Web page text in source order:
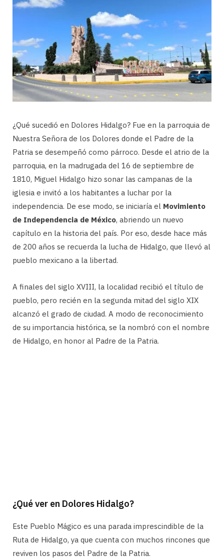
¿Qué sucedió en Dolores Hidalgo? Fue en la parroquia de
Nuestra Señora de los Dolores donde el Padre de la
Patria se desempeñó como párroco. Desde el atrio de la
parroquia, en la madrugada del 16 de septiembre de
1810, Miguel Hidalgo hizo sonar las campanas de la
iglesia e invitó a los habitantes a luchar por la
independencia. De ese modo, se iniciaría el Movimiento
de Independencia de México, abriendo un nuevo
capítulo en la historia del país. Por eso, desde hace más
de 200 años se recuerda la lucha de Hidalgo, que llevó al
pueblo mexicano a la libertad.
A finales del siglo XVIII, la localidad recibió el título de
pueblo, pero recién en la segunda mitad del siglo XIX
alcanzó el grado de ciudad. A modo de reconocimiento
de su importancia histórica, se la nombró con el nombre
de Hidalgo, en honor al Padre de la Patria.
¿Qué ver en Dolores Hidalgo?
Este Pueblo Mágico es una parada imprescindible de la
Ruta de Hidalgo, ya que cuenta con muchos rincones que
reviven los pasos del Padre de la Patria.